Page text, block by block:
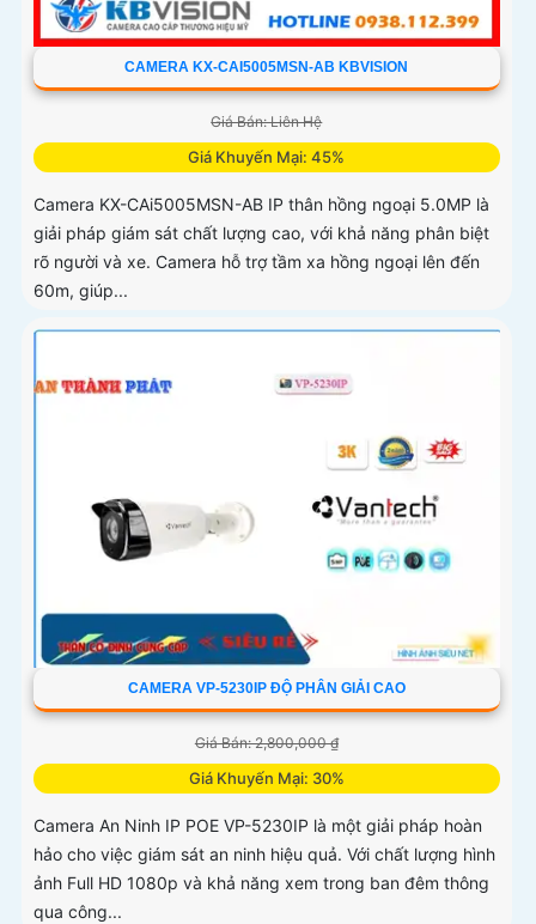
CAMERA KX-CAI5005MSN-AB KBVISION
Giá Bán: Liên Hệ
Giá Khuyến Mại: 45%
Camera KX-CAi5005MSN-AB IP thân hồng ngoại 5.0MP là
giải pháp giám sát chất lượng cao, với khả năng phân biệt
rõ người và xe. Camera hỗ trợ tầm xa hồng ngoại lên đến
60m, giúp...
CAMERA VP-5230IP ĐỘ PHÂN GIẢI CAO
Giá Bán: 2,800,000 ₫
Giá Khuyến Mại: 30%
Camera An Ninh IP POE VP-5230IP là một giải pháp hoàn
hảo cho việc giám sát an ninh hiệu quả. Với chất lượng hình
ảnh Full HD 1080p và khả năng xem trong ban đêm thông
qua công...